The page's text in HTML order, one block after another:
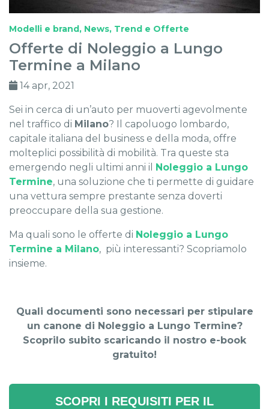
Modelli e brand, News, Trend e Offerte
Offerte di Noleggio a Lungo
Termine a Milano
14 apr, 2021
Sei in cerca di un’auto per muoverti agevolmente
nel traffico di Milano? Il capoluogo lombardo,
capitale italiana del business e della moda, offre
molteplici possibilità di mobilità. Tra queste sta
emergendo negli ultimi anni il Noleggio a Lungo
Termine, una soluzione che ti permette di guidare
una vettura sempre prestante senza doverti
preoccupare della sua gestione.
Ma quali sono le offerte di Noleggio a Lungo
Termine a Milano, più interessanti? Scopriamolo
insieme.
Quali documenti sono necessari per stipulare
un canone di Noleggio a Lungo Termine?
Scoprilo subito scaricando il nostro e-book
gratuito!
SCOPRI I REQUISITI PER IL